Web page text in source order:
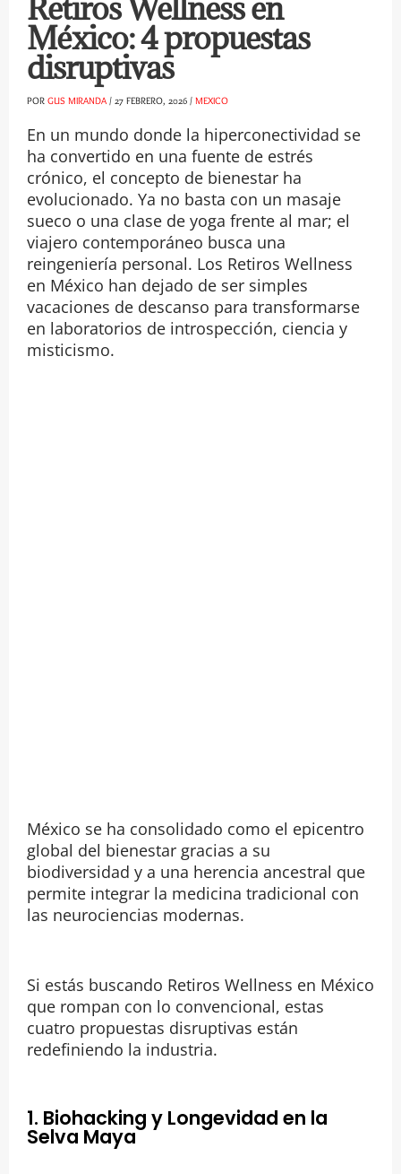
Retiros Wellness en
México: 4 propuestas
disruptivas
POR GUS MIRANDA / 27 FEBRERO, 2026 / MEXICO
En un mundo donde la hiperconectividad se
ha convertido en una fuente de estrés
crónico, el concepto de bienestar ha
evolucionado. Ya no basta con un masaje
sueco o una clase de yoga frente al mar; el
viajero contemporáneo busca una
reingeniería personal. Los Retiros Wellness
en México han dejado de ser simples
vacaciones de descanso para transformarse
en laboratorios de introspección, ciencia y
misticismo.
México se ha consolidado como el epicentro
global del bienestar gracias a su
biodiversidad y a una herencia ancestral que
permite integrar la medicina tradicional con
las neurociencias modernas.
Si estás buscando Retiros Wellness en México
que rompan con lo convencional, estas
cuatro propuestas disruptivas están
redefiniendo la industria.
1. Biohacking y Longevidad en la
Selva Maya